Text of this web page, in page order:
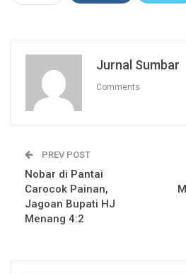
Jurnal Sumbar
Comments
PREV POST
Nobar di Pantai
Carocok Painan,
Jagoan Bupati HJ
Menang 4:2